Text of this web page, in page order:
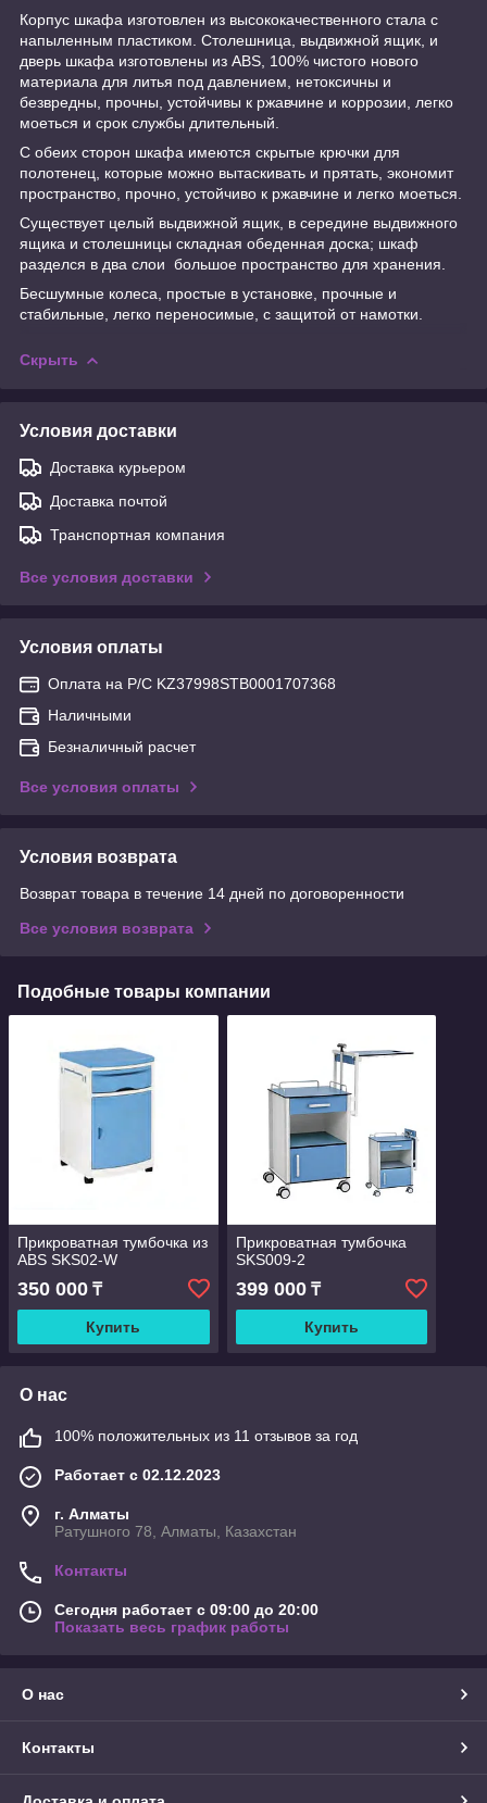
Корпус шкафа изготовлен из высококачественного стала с
напыленным пластиком. Столешница, выдвижной ящик, и
дверь шкафа изготовлены из ABS, 100% чистого нового
материала для литья под давлением, нетоксичны и
безвредны, прочны, устойчивы к ржавчине и коррозии, легко
моеться и срок службы длительный.
С обеих сторон шкафа имеются скрытые крючки для
полотенец, которые можно вытаскивать и прятать, экономит
пространство, прочно, устойчиво к ржавчине и легко моеться.
Существует целый выдвижной ящик, в середине выдвижного
ящика и столешницы складная обеденная доска; шкаф
разделся в два слои большое пространство для хранения.
Бесшумные колеса, простые в установке, прочные и
стабильные, легко переносимые, с защитой от намотки.
Скрыть
Условия доставки
Доставка курьером
Доставка почтой
Транспортная компания
Все условия доставки
Условия оплаты
Оплата на Р/С KZ37998STB0001707368
Наличными
Безналичный расчет
Все условия оплаты
Условия возврата
Возврат товара в течение 14 дней по договоренности
Все условия возврата
Подобные товары компании
Прикроватная тумбочка из
ABS SKS02-W
350 000 ₸
Купить
Прикроватная тумбочка
SKS009-2
399 000₸
Купить
О нас
100% положительных из 11 отзывов за год
Работает с 02.12.2023
г. Алматы
Ратушного 78, Алматы, Казахстан
Контакты
Сегодня работает с 09:00 до 20:00
Показать весь график работы
О нас
Контакты